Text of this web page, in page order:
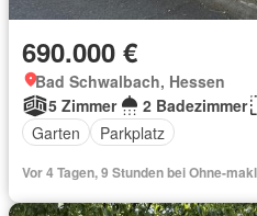
690.000 €
Bad Schwalbach, Hessen
5 Zimmer
2 Badezimmer
Garten
Parkplatz
Vor 4 Tagen, 9 Stunden bei Ohne-